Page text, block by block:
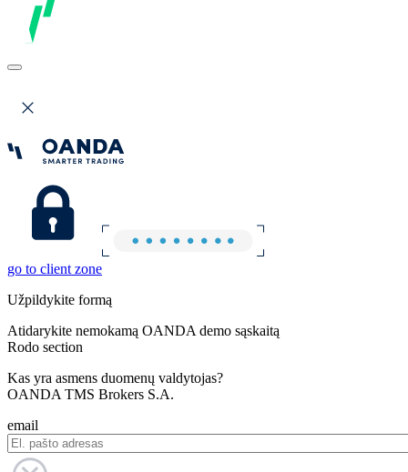
go to client zone
Užpildykite formą
Atidarykite nemokamą OANDA demo sąskaitą
Rodo section
Kas yra asmens duomenų valdytojas?
OANDA TMS Brokers S.A.
email